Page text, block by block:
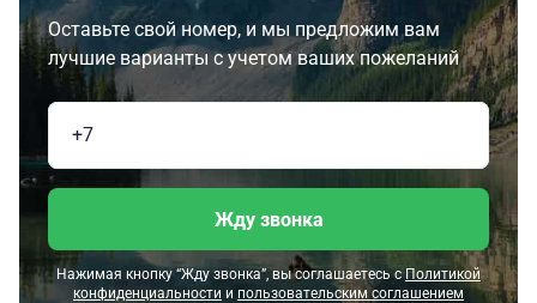
Оставьте свой номер, и мы предложим вам
лучшие варианты с учетом ваших пожеланий
Жду звонка
Нажимая кнопку “Жду звонка”, вы соглашаетесь с Политикой
конфиденциальности и пользовательским соглашением